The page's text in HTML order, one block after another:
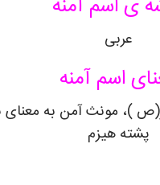
ی اسم آمنه
عربی
اسم آمنه
)، مونث آمن به معنای
پشته هیزم